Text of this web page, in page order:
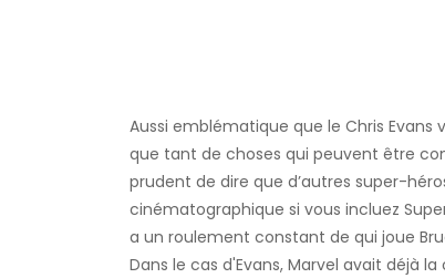
Aussi emblématique que le Chris
que tant de choses qui peuvent être
prudent de dire que d’autres super-
cinématographique si vous incluez
a un roulement constant de qui joue
Dans le cas d'Evans, Marvel avait déjà